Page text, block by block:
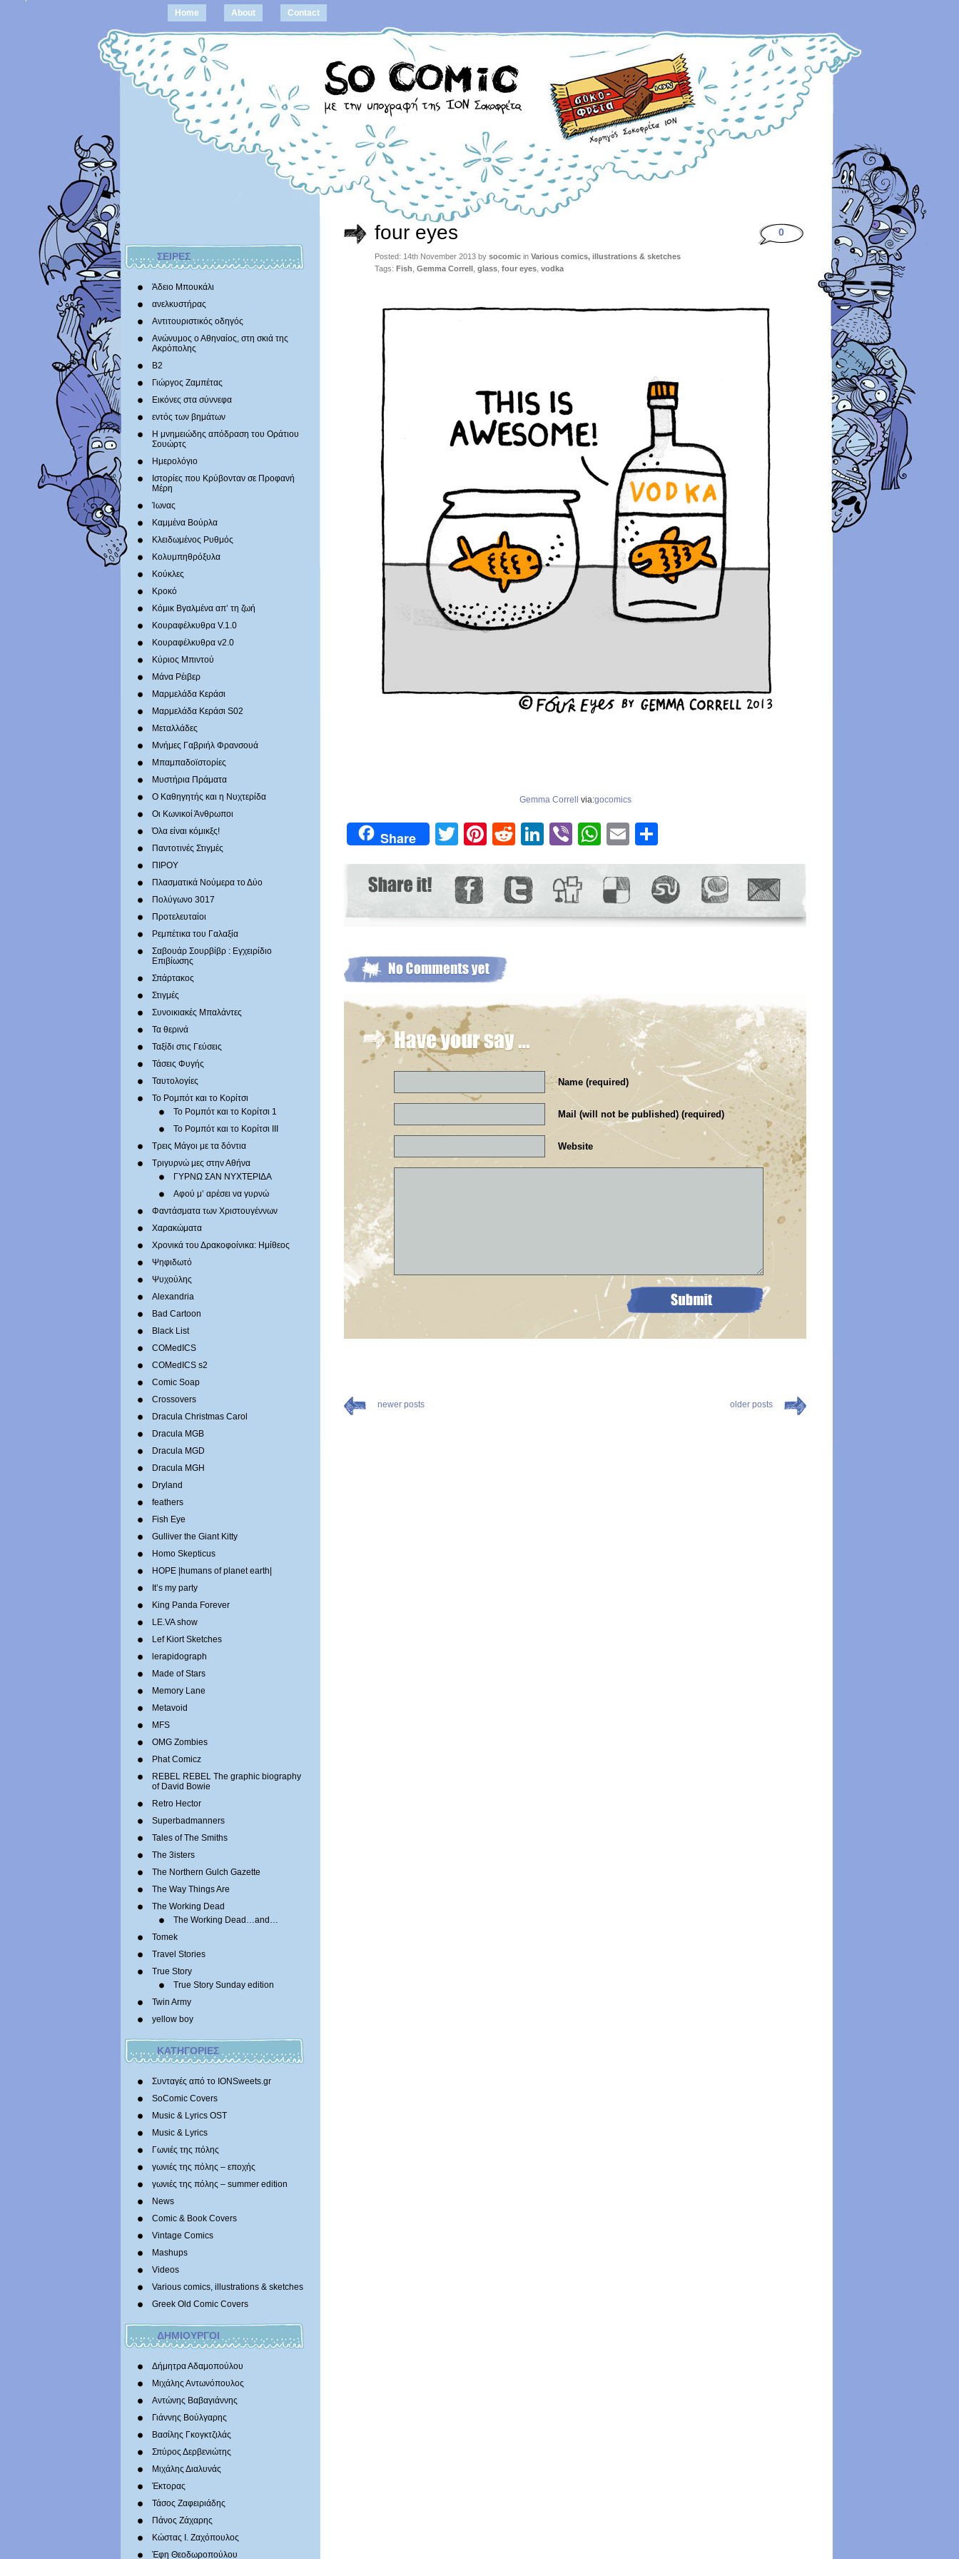
Home About Contact
ΣΕΙΡΕΣ
Άδειο Μπουκάλι
ανελκυστήρας
Αντιτουριστικός οδηγός
Ανώνυμος ο Αθηναίος, στη σκιά της
Ακρόπολης
Β2
Γιώργος Ζαμπέτας
Εικόνες στα σύννεφα
εντός των βημάτων
Η μνημειώδης απόδραση του Οράτιου
Σουώρτς
Ημερολόγιο
Ιστορίες που Κρύβονταν σε Προφανή
Μέρη
Ίωνας
Καμμένα Βούρλα
Κλειδωμένος Ρυθμός
Κολυμπηθρόξυλα
Κούκλες
Κροκό
Κόμικ Βγαλμένα απ’ τη ζωή
Κουραφέλκυθρα V.1.0
Κουραφέλκυθρα v2.0
Κύριος Μπιντού
Μάνα Ρέιβερ
Μαρμελάδα Κεράσι
Μαρμελάδα Κεράσι S02
Μεταλλάδες
Mνήμες Γαβριήλ Φρανσουά
Μπαμπαδοϊστορίες
Μυστήρια Πράματα
Ο Καθηγητής και η Νυχτερίδα
Οι Κωνικοί Άνθρωποι
Όλα είναι κόμικξς!
Παντοτινές Στιγμές
ΠΙΡΟΥ
Πλασματικά Νούμερα το Δύο
Πολύγωνο 3017
Προτελευταίοι
Ρεμπέτικα του Γαλαξία
Σαβουάρ Σουρβίβρ : Εγχειρίδιο
Επιβίωσης
Σπάρτακος
Στιγμές
Συνοικιακές Μπαλάντες
Τα θερινά
Ταξίδι στις Γεύσεις
Τάσεις Φυγής
Ταυτολογίες
Το Ρομπότ και το Κορίτσι
Το Ρομπότ και το Κορίτσι 1
Το Ρομπότ και το Κορίτσι III
Τρεις Μάγοι με τα δόντια
Τριγυρνώ μες στην Αθήνα
ΓΥΡΝΩ ΣΑΝ ΝΥΧΤΕΡΙΔΑ
Αφού μ’ αρέσει να γυρνώ
Φαντάσματα των Χριστουγέννων
Χαρακώματα
Χρονικά του Δρακοφοίνικα: Ημίθεος
Ψηφιδωτό
Ψυχούλης
Alexandria
Bad Cartoon
Black List
COMedICS
COMedICS s2
Comic Soap
Crossovers
Dracula Christmas Carol
Dracula MGB
Dracula MGD
Dracula MGH
Dryland
feathers
Fish Eye
Gulliver the Giant Kitty
Homo Skepticus
HOPE |humans of planet earth|
It’s my party
King Panda Forever
LE.VA show
Lef Kiort Sketches
lerapidograph
Made of Stars
Memory Lane
Metavoid
MFS
OMG Zombies
Phat Comicz
REBEL REBEL The graphic biography
of David Bowie
Retro Hector
Superbadmanners
Tales of The Smiths
The 3isters
The Northern Gulch Gazette
The Way Things Are
The Working Dead
The Working Dead…and…
Tomek
Travel Stories
True Story
True Story Sunday edition
Twin Army
yellow boy
ΚΑΤΗΓΟΡΙΕΣ
Συνταγές από το IONSweets.gr
SoComic Covers
Music & Lyrics OST
Music & Lyrics
Γωνιές της πόλης
γωνιές της πόλης – εποχής
γωνιές της πόλης – summer edition
News
Comic & Book Covers
Vintage Comics
Mashups
Videos
Various comics, illustrations & sketches
Greek Old Comic Covers
ΔΗΜΙΟΥΡΓΟΙ
Δήμητρα Αδαμοπούλου
Μιχάλης Αντωνόπουλος
Αντώνης Βαβαγιάννης
Γιάννης Βούλγαρης
Βασίλης Γκογκτζιλάς
Σπύρος Δερβενιώτης
Mιχάλης Διαλυνάς
Έκτορας
Τάσος Ζαφειριάδης
Πάνος Ζάχαρης
Κώστας Ι. Ζαχόπουλoς
Έφη Θεοδωροπούλου
four eyes
Posted: 14th November 2013 by socomic in Various comics, illustrations & sketches
Tags: Fish Gemma Correll glass four eyes vodka
0
Gemma Correll via:gocomics
Share Twitter
Pinterest
RedditLinkedIn
ViberWhatsApp
Email
Name (required)
Mail (will not be published) (required)
Website
newer posts older posts